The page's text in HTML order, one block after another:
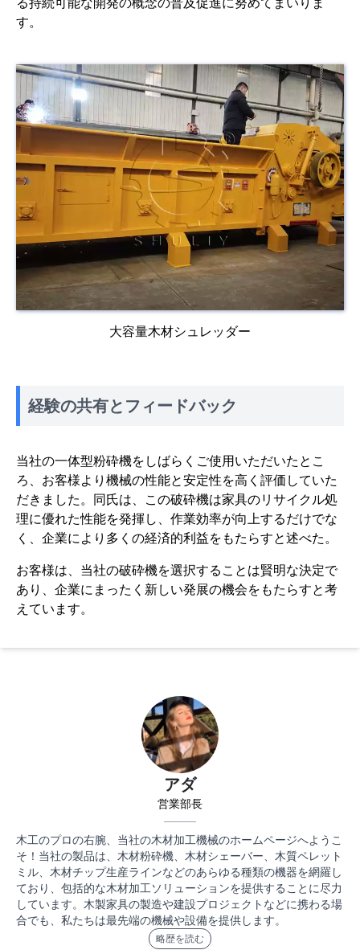
アダ
営業部長
木工のプロの右腕、当社の木材加工機械のホームページへようこ
そ！当社の製品は、木材粉砕機、木材シェーバー、木質ペレット
ミル、木材チップ生産ラインなどのあらゆる種類の機器を網羅し
ており、包括的な木材加工ソリューションを提供することに尽力
しています。木製家具の製造や建設プロジェクトなどに携わる場
合でも、私たちは最先端の機械や設備を提供します。
略歴を読む
す。
大容量木材シュレッダー
経験の共有とフィードバック
当社の一体型粉砕機をしばらくご使用いただいたとこ
ろ、お客様より機械の性能と安定性を高く評価していた
だきました。同氏は、この破砕機は家具のリサイクル処
理に優れた性能を発揮し、作業効率が向上するだけでな
く、企業により多くの経済的利益をもたらすと述べた。
お客様は、当社の破砕機を選択することは賢明な決定で
あり、企業にまったく新しい発展の機会をもたらすと考
えています。